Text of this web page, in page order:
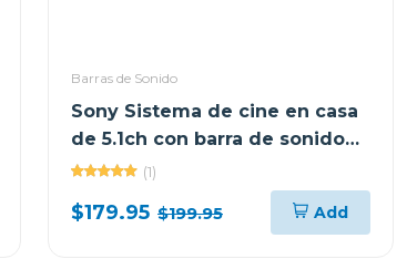
Barras de Sonido
Sony Sistema de cine en casa
de 5.1ch con barra de sonido
s20r
(1)
$179.95 $199.95 Add